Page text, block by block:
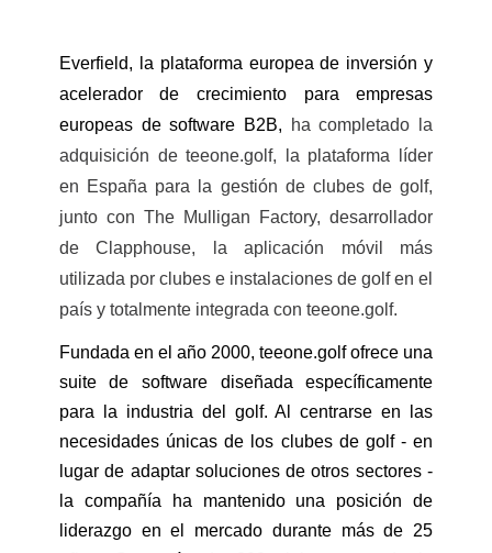
Everfield, la plataforma europea de inversión y
acelerador de crecimiento para empresas
europeas de software B2B,
ha completado la
adquisición de teeone.golf, la plataforma líder
en España para la gestión de clubes de golf,
junto con The Mulligan Factory, desarrollador
de Clapphouse, la aplicación móvil más
utilizada por clubes e instalaciones de golf en el
país y totalmente integrada con teeone.golf.
Fundada en el año 2000, teeone.golf ofrece una
suite de software diseñada específicamente
para la industria del golf. Al centrarse en las
necesidades únicas de los clubes de golf - en
lugar de adaptar soluciones de otros sectores -
la compañía ha mantenido una posición de
liderazgo en el mercado durante más de 25